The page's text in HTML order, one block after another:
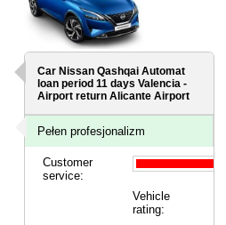
Car Nissan Qashqai Automat
loan period 11 daysValencia -
Airport return Alicante Airport
Pełen profesjonalizm
Customer
service:
Vehicle
rating: